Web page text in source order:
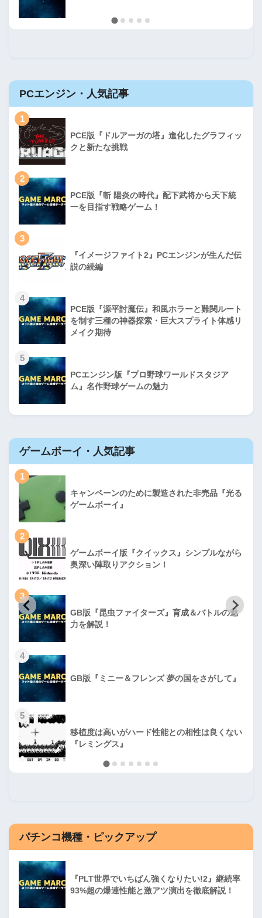
PCエンジン・人気記事
1
PCE版『ドルアーガの塔』進化したグラフィッ
クと新たな挑戦
2
PCE版『斬 陽炎の時代』配下武将から天下統
一を目指す戦略ゲーム！
3
『イメージファイト2』PCエンジンが生んだ伝
説の続編
4
PCE版『源平討魔伝』和風ホラーと難関ルート
を制す三種の神器探索・巨大スプライト体感リ
メイク期待
5
PCエンジン版『プロ野球ワールドスタジア
ム』名作野球ゲームの魅力
ゲームボーイ・人気記事
1
キャンペーンのために製造された非売品『光る
ゲームボーイ』
2
ゲームボーイ版『クイックス』シンプルながら
奥深い陣取りアクション！
3
GB版『昆虫ファイターズ』育成＆バトルの魅
力を解説！
4
GB版『ミニー＆フレンズ 夢の国をさがして』
5
移植度は高いがハード性能との相性は良くない
『レミングス』
パチンコ機種・ピックアップ
『PLT世界でいちばん強くなりたい!2』継続率
93%超の爆連性能と激アツ演出を徹底解説！